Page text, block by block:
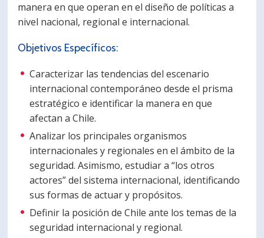
manera en que operan en el diseño de políticas a
nivel nacional, regional e internacional.
Objetivos Específicos:
Caracterizar las tendencias del escenario
internacional contemporáneo desde el prisma
estratégico e identificar la manera en que
afectan a Chile.
Analizar los principales organismos
internacionales y regionales en el ámbito de la
seguridad. Asimismo, estudiar a “los otros
actores” del sistema internacional, identificando
sus formas de actuar y propósitos.
Definir la posición de Chile ante los temas de la
seguridad internacional y regional.